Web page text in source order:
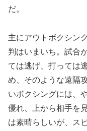
だ。
主にアウトボクシン
判はいまいち。試合
ては逃げ、打っては
め、そのような遠隔
いボクシングには、
優れ、上から相手を
は素晴らしいが、ス